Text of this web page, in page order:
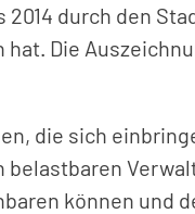
durch den
Die
die sich
belastbaren
können und